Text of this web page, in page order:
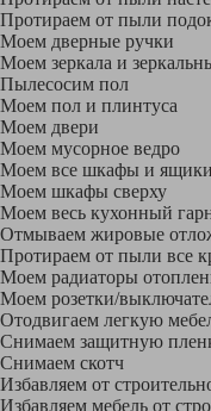
Протираем от пыли
Моем дверные ручки
Моем зеркала и
Пылесосим пол
Моем пол и плинтуса
Моем двери
Моем мусорное ведро
Моем все шкафы и ящики
Моем шкафы сверху
Моем весь кухонный
Отмываем жировые
Протираем от пыли все
Моем радиаторы
Моем розетки/
Отодвигаем легкую
Снимаем защитную
Снимаем скотч
Избавляем от
Избавляем мебель от